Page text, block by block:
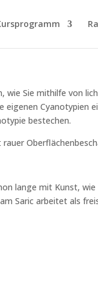
Sie mithilfe von
bestechen.
lange mit Kunst,
Saric arbeitet als